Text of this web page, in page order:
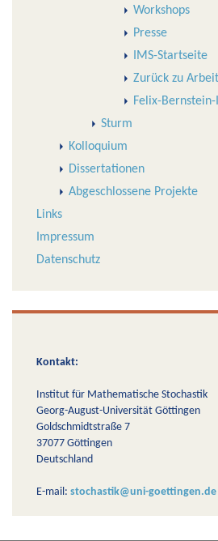
Workshops
Presse
IMS-Startseite
Zurück zu
Felix-
Sturm
Kolloquium
Dissertationen
Abgeschlossene Projekte
Links
Impressum
Datenschutz
Kontakt:
Institut für Mathematische Stochastik
Georg-August-Universität Göttingen
Goldschmidtstraße 7
37077 Göttingen
Deutschland
E-mail: stochastik@uni-goettingen.de